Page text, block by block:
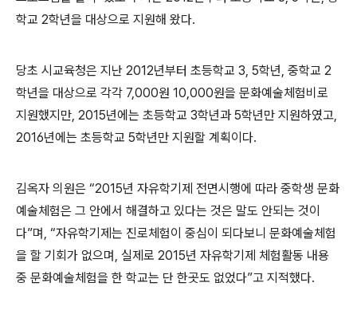
학교 2학년을 대상으로 지원해 왔다.
당초 시교육청은 지난 2012년부터 초등학교 3, 5학년, 중학교 2
학년을 대상으로 각각 7,000원 10,000원을 문화예술체험비로
지원했지만, 2015년에는 초등학교 3학년과 5학년만 지원하였고,
2016년에는 초등학교 5학년만 지원할 계획이다.
김옥자 의원은 “2015년 자유학기제 전면시행에 따라 중학생 문화
예술체험은 그 안에서 해결하고 있다는 것은 말도 안되는 것이
다”며, “자유학기제는 진로체험이 중심이 되다보니 문화예술체험
을 할 기회가 없으며, 실제로 2015년 자유학기제 체험활동 내용
중 문화예술체험을 한 학교는 단 한곳도 없었다”고 지적했다.